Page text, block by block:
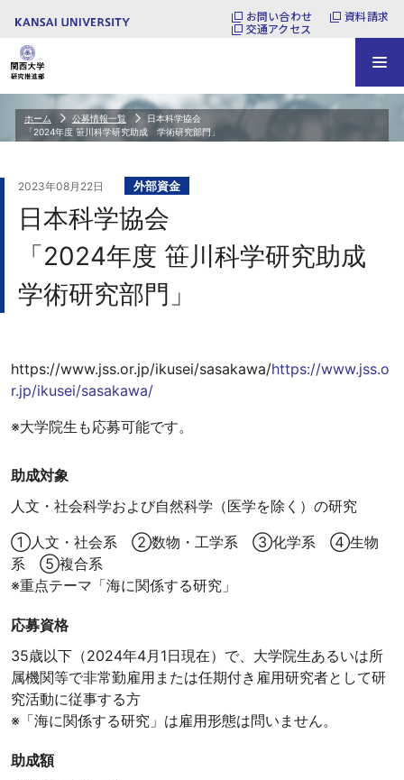
お問い合わせ
資料請求
交通アクセス
ホーム 公募情報一覧
日本科学協会
「2024年度 笹川科学研究助成 学術研究部門」
2023年08月22日 外部資金
日本科学協会
「2024年度 笹川科学研究助成
学術研究部門」
https://www.jss.or.jp/ikusei/sasakawa/https://www.jss.o
r.jp/ikusei/sasakawa/
※大学院生も応募可能です。
助成対象
人文・社会科学および自然科学（医学を除く）の研究
①人文・社会系 ②数物・工学系 ③化学系 ④生物
系 ⑤複合系
※重点テーマ「海に関係する研究」
応募資格
35歳以下（2024年4月1日現在）で、大学院生あるいは所
属機関等で非常勤雇用または任期付き雇用研究者として研
究活動に従事する方
※「海に関係する研究」は雇用形態は問いません。
助成額